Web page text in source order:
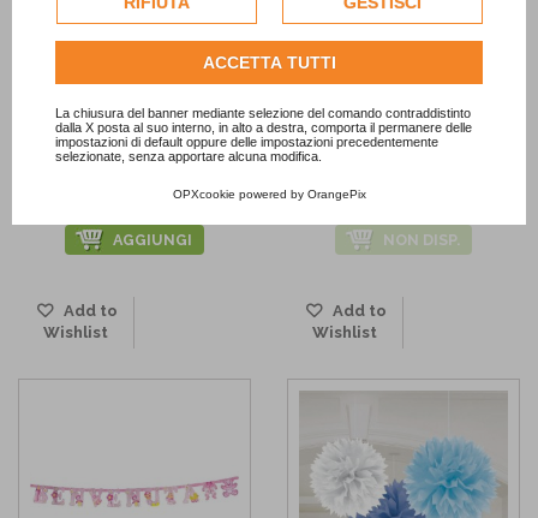
dell'utente.
Consulta l'informativa cookie completa.
ACCETTA TUTTI
La chiusura del banner mediante selezione del comando contraddistinto
dalla X posta al suo interno, in alto a destra, comporta il permanere delle
impostazioni di default oppure delle impostazioni precedentemente
selezionate, senza apportare alcuna modifica.
OPXcookie powered by OrangePix
Borsine cellophane giallo pois
20pz
AGGIUNGI
Add to
Wishlist
Bustine in carta kraft a pois
NON DISP.
Add to
Wishlist